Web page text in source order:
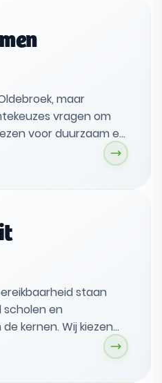
duidelijke keuzes die
maar
vragen om
voor duurzaam en
hulp voor bedrijven
regionale
staan
scholen en
kernen. Wij kiezen
vervoer met